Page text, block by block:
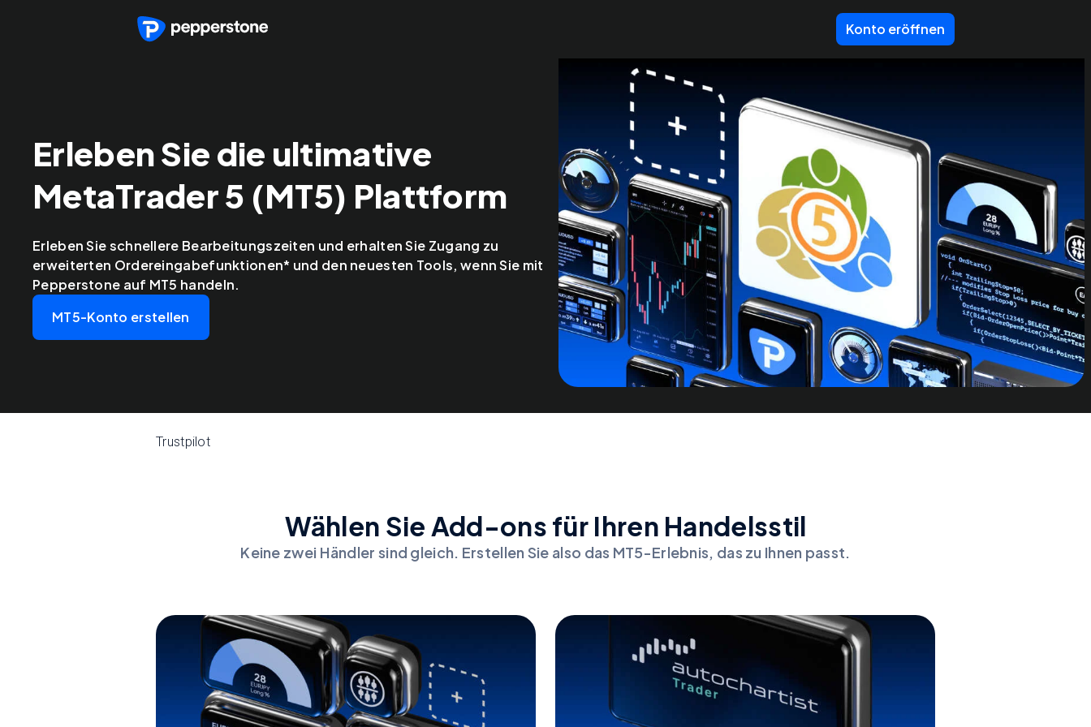
Konto eröffnen
Erleben Sie die ultimative
MetaTrader 5 (MT5) Plattform
Erleben Sie schnellere Bearbeitungszeiten und erhalten Sie Zugang zu
erweiterten Ordereingabefunktionen* und den neuesten Tools, wenn Sie mit
Pepperstone auf MT5 handeln.
MT5-Konto erstellen
Trustpilot
Wählen Sie Add-ons für Ihren Handelsstil
Keine zwei Händler sind gleich. Erstellen Sie also das MT5-Erlebnis, das zu Ihnen passt.